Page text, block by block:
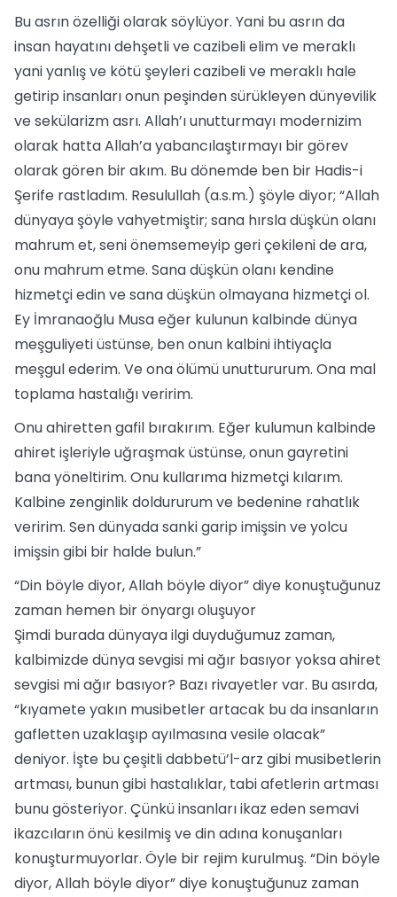
Bu asrın özelliği olarak söylüyor. Yani bu asrın da
insan hayatını dehşetli ve cazibeli elim ve meraklı
yani yanlış ve kötü şeyleri cazibeli ve meraklı hale
getirip insanları onun peşinden sürükleyen dünyevilik
ve sekülarizm asrı. Allah’ı unutturmayı modernizim
olarak hatta Allah’a yabancılaştırmayı bir görev
olarak gören bir akım. Bu dönemde ben bir Hadis-i
Şerife rastladım. Resulullah (a.s.m.) şöyle diyor; “Allah
dünyaya şöyle vahyetmiştir; sana hırsla düşkün olanı
mahrum et, seni önemsemeyip geri çekileni de ara,
onu mahrum etme. Sana düşkün olanı kendine
hizmetçi edin ve sana düşkün olmayana hizmetçi ol.
Ey İmranaoğlu Musa eğer kulunun kalbinde dünya
meşguliyeti üstünse, ben onun kalbini ihtiyaçla
meşgul ederim. Ve ona ölümü unuttururum. Ona mal
toplama hastalığı veririm.
Onu ahiretten gafil bırakırım. Eğer kulumun kalbinde
ahiret işleriyle uğraşmak üstünse, onun gayretini
bana yöneltirim. Onu kullarıma hizmetçi kılarım.
Kalbine zenginlik doldururum ve bedenine rahatlık
veririm. Sen dünyada sanki garip imişsin ve yolcu
imişsin gibi bir halde bulun.”
“Din böyle diyor, Allah böyle diyor” diye konuştuğunuz
zaman hemen bir önyargı oluşuyor
Şimdi burada dünyaya ilgi duyduğumuz zaman,
kalbimizde dünya sevgisi mi ağır basıyor yoksa ahiret
sevgisi mi ağır basıyor? Bazı rivayetler var. Bu asırda,
“kıyamete yakın musibetler artacak bu da insanların
gafletten uzaklaşıp ayılmasına vesile olacak”
deniyor. İşte bu çeşitli dabbetü’l-arz gibi musibetlerin
artması, bunun gibi hastalıklar, tabi afetlerin artması
bunu gösteriyor. Çünkü insanları ikaz eden semavi
ikazcıların önü kesilmiş ve din adına konuşanları
konuşturmuyorlar. Öyle bir rejim kurulmuş. “Din böyle
diyor, Allah böyle diyor” diye konuştuğunuz zaman